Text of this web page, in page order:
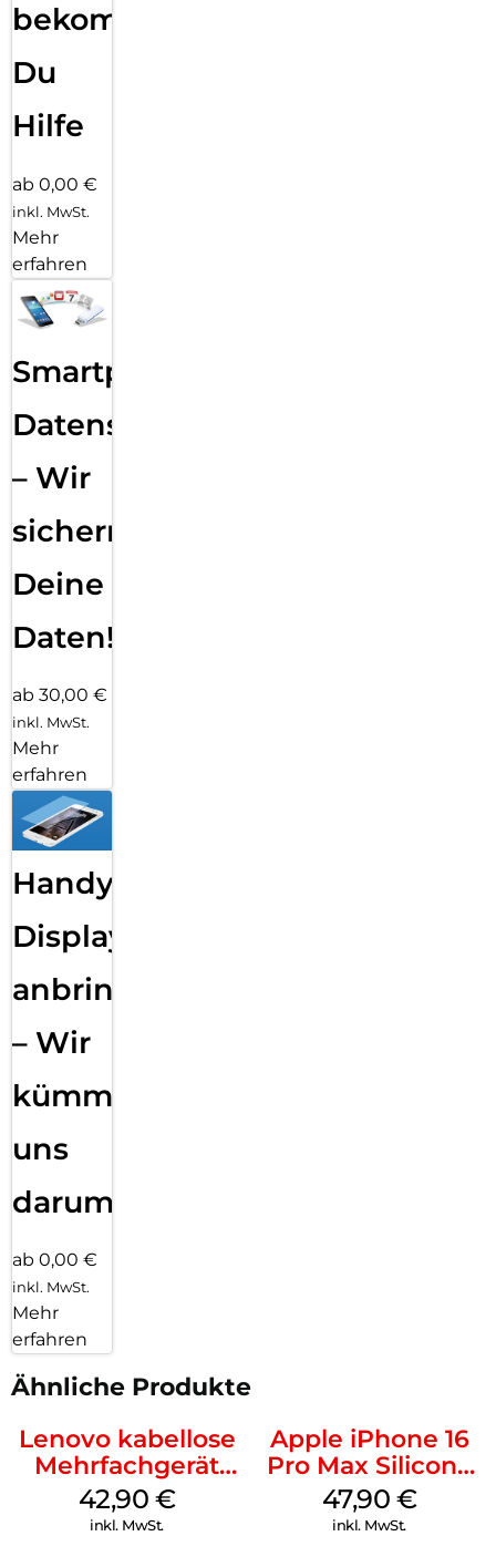
bekommst
Du
Hilfe
ab 0,00 €
inkl. MwSt.
Mehr
erfahren
Smartphone
Datensicherung
– Wir
sichern
Deine
Daten!
ab 30,00 €
inkl. MwSt.
Mehr
erfahren
Handy
Displayfolie
anbringen
– Wir
kümmern
uns
darum!
ab 0,00 €
inkl. MwSt.
Mehr
erfahren
Ähnliche Produkte
Lenovo kabellose
Mehrfachgerät
Luna Grey
42,90 €
inkl. MwSt.
Apple iPhone 16
Pro Max Silicone
Case MagSafe
Black
47,90 €
inkl. MwSt.